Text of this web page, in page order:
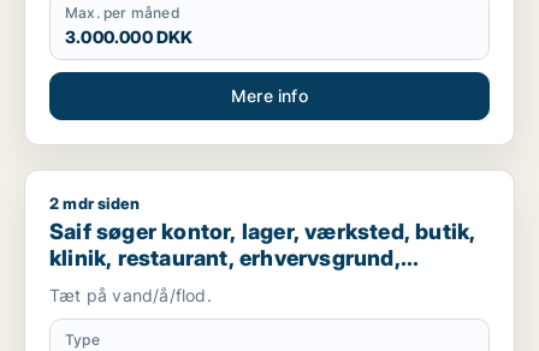
Max. per måned
3.000.000 DKK
Mere info
Saif søger kontor, lager, værksted, butik, klinik, restaurant,
2 mdr siden
Saif søger kontor, lager, værksted, butik,
klinik, restaurant, erhvervsgrund,
boligudlejningsejendom, hotel,
produktionslokaler eller garage til salg i
Storkøbenhavn
Tæt på vand/å/flod.
Type